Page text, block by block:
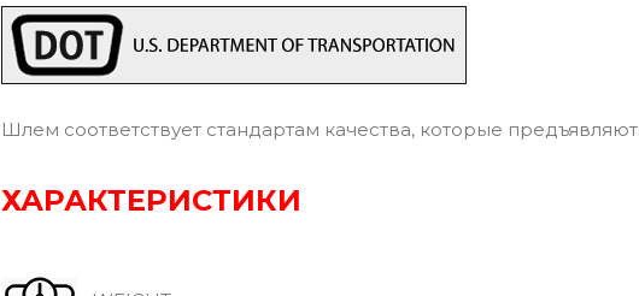
Шлем соответствует стандартам качества, которые
ХАРАКТЕРИСТИКИ